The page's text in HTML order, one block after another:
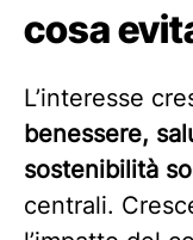
cosa
L’interesse
benessere,
sostenibilità
centrali.